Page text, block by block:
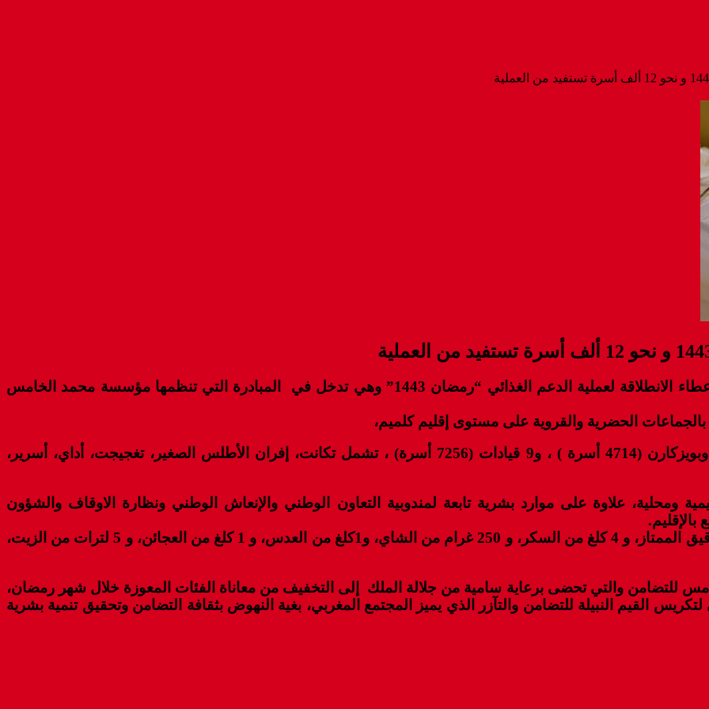
جرى اليوم الأربعاء بمركز التربية والتكوين بحي القدس، إعطاء الانطلاقة لعملية الدعم الغذائي “رمضان 1443” وهي تدخل في المبادرة التي تنظمها مؤسسة محمد الخامس
وينحدر المستفيدون من هذه العملية من باشويتي كلميم وبويزكارن (4714 أسرة ) ، و9 قيادات (7256 أسرة) ، تشمل تكانت، إفران الأطلس الصغير، تغجيجت، أداي، أسرير،
ومحلية، علاوة على موارد بشرية تابعة لمندوبية التعاون الوطني والإنعاش الوطني ونظارة الاوقاف والشؤون
ويتكون الدعم الغذائي من سبع مواد غذائية (10 كلغ من الدقيق الممتاز، و 4 كلغ من السكر، و 250 غرام من الشاي، و1كلغ من العدس، و 1 كلغ من العجائن، و 5 لترات من الزيت،
للتضامن والتي تحضى برعاية سامية من جلالة الملك إلى التخفيف من معاناة الفئات المعوزة خلال شهر رمضان،
القيم النبيلة للتضامن والتآزر الذي يميز المجتمع المغربي، بغية النهوض بثقافة التضامن وتحقيق تنمية بشرية